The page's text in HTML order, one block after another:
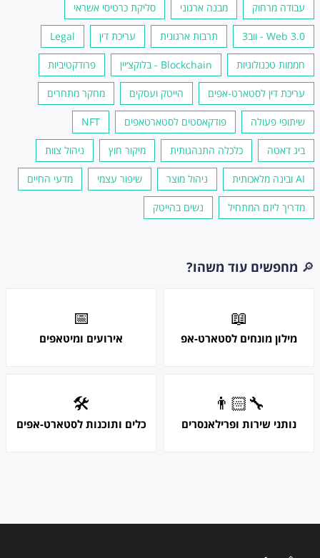
עבודה מרחוק מבנה ארגוני סליקת כרטיסי אשראי
Web 3.0 - ווב3 תרבות ארגונית עריכת דין Legal
חממות טכנולוגיות Blockchain - בלוקצ׳יין פרודקטיביות
עריכת דין לסטארט-אפים הייטק ועסקים מחקר מתחרים
שיתופי פעולה פודקאסטים לסטארטאפים NFT
ביג דאטה כלכלה התנהגותית מיקור חוץ ניהול צוות
AI ובינה מלאכותית ניהול מוצר שיפור עצמי מדעי החיים
מדריך ליזם המתחיל נשים בהייטק
🔎 מחפשים עוד משהו?
📖
מילון מונחים לסטארט-אפ
📅
אירועים ומיטאפים
👨🏻‍🔧
נותני שירות ופרילאנסרים
🛠
כלים ותוכנות לסטארט-אפים